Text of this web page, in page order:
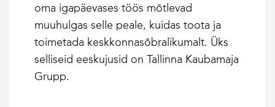
oma igapäevases töös mõtlevad
muuhulgas selle peale, kuidas toota ja
toimetada keskkonnasõbralikumalt. Üks
selliseid eeskujusid on Tallinna Kaubamaja
Grupp.